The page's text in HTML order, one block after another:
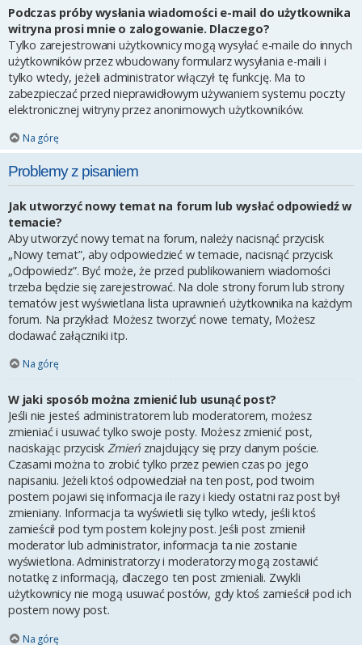
Podczas próby wysłania wiadomości e-mail do użytkownika
witryna prosi mnie o zalogowanie. Dlaczego?
Tylko zarejestrowani użytkownicy mogą wysyłać e-maile do innych
użytkowników przez wbudowany formularz wysyłania e-maili i
tylko wtedy, jeżeli administrator włączył tę funkcję. Ma to
zabezpieczać przed nieprawidłowym używaniem systemu poczty
elektronicznej witryny przez anonimowych użytkowników.
Na górę
Problemy z pisaniem
Jak utworzyć nowy temat na forum lub wysłać odpowiedź w
temacie?
Aby utworzyć nowy temat na forum, należy nacisnąć przycisk
„Nowy temat”, aby odpowiedzieć w temacie, nacisnąć przycisk
„Odpowiedz”. Być może, że przed publikowaniem wiadomości
trzeba będzie się zarejestrować. Na dole strony forum lub strony
tematów jest wyświetlana lista uprawnień użytkownika na każdym
forum. Na przykład: Możesz tworzyć nowe tematy, Możesz
dodawać załączniki itp.
Na górę
W jaki sposób można zmienić lub usunąć post?
Jeśli nie jesteś administratorem lub moderatorem, możesz
zmieniać i usuwać tylko swoje posty. Możesz zmienić post,
naciskając przycisk Zmień znajdujący się przy danym poście.
Czasami można to zrobić tylko przez pewien czas po jego
napisaniu. Jeżeli ktoś odpowiedział na ten post, pod twoim
postem pojawi się informacja ile razy i kiedy ostatni raz post był
zmieniany. Informacja ta wyświetli się tylko wtedy, jeśli ktoś
zamieścił pod tym postem kolejny post. Jeśli post zmienił
moderator lub administrator, informacja ta nie zostanie
wyświetlona. Administratorzy i moderatorzy mogą zostawić
notatkę z informacją, dlaczego ten post zmieniali. Zwykli
użytkownicy nie mogą usuwać postów, gdy ktoś zamieścił pod ich
postem nowy post.
Na górę